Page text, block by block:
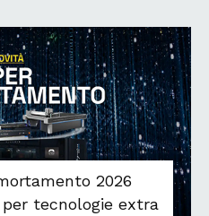
2026
tecnologie extra